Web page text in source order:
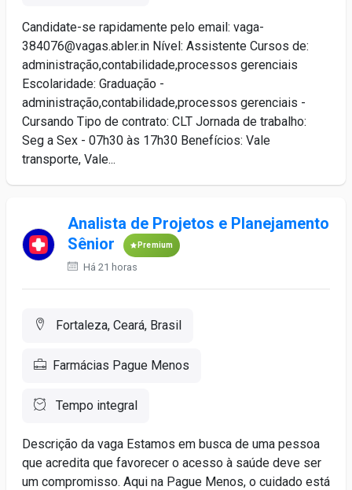
Candidate-se rapidamente pelo email: vaga-
384076@vagas.abler.in Nível: Assistente Cursos de:
administração,contabilidade,processos gerenciais
Escolaridade: Graduação -
administração,contabilidade,processos gerenciais -
Cursando Tipo de contrato: CLT Jornada de trabalho:
Seg a Sex - 07h30 às 17h30 Benefícios: Vale
transporte, Vale...
Analista de Projetos e Planejamento
Sênior
Premium
Há 21 horas
Fortaleza, Ceará, Brasil
Farmácias Pague Menos
Tempo integral
Descrição da vaga Estamos em busca de uma pessoa
que acredita que favorecer o acesso à saúde deve ser
um compromisso. Aqui na Pague Menos, o cuidado está